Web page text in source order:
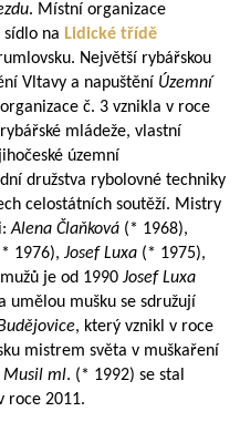
. Místní organizace
sídlo na Lidické třídě
Největší rybářskou
Vltavy a napuštění Územní
č. 3 vznikla v roce
mládeže, vlastní
územní
družstva rybolovné techniky
celostátních soutěží. Mistry
Alena Člaňková (* 1968),
1976), Josef Luxa (* 1975),
je od 1990 Josef Luxa
umělou mušku se sdružují
, který vznikl v roce
mistrem světa v muškaření
ml. (* 1992) se stal
roce 2011.